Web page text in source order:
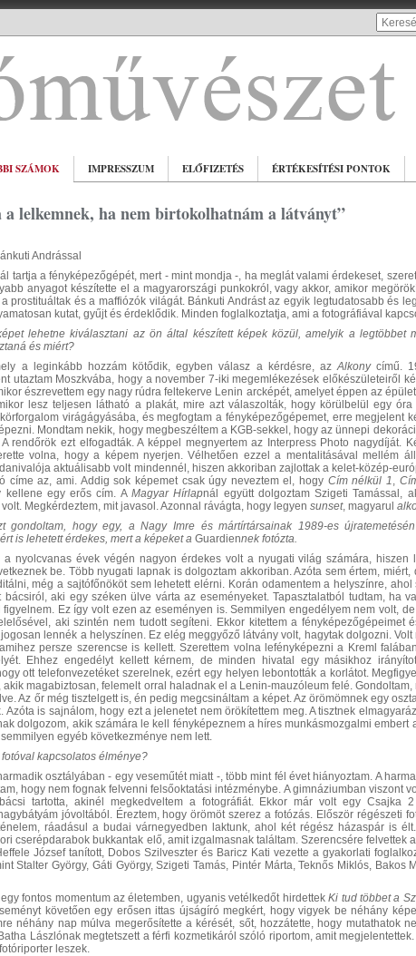
SZÁMOK IMPRESSZUM ELŐFIZETÉS ÉRTÉKESÍTÉSI PONTOK
lelkemnek, ha nem birtokolhatnám a látványt”
Andrással
tartja a fényképezőgépét, mert - mint mondja -, ha meglát valami érdekeset,
anyagot készítette el a magyarországi punkokról, vagy akkor, amikor
prostituáltak és a maffiózók világát. Bánkuti Andrást az egyik legtudatosabb és
kutat, gyűjt és érdeklődik. Minden foglalkoztatja, ami a fotográfiával
lehetne kiválasztani az ön által készített képek közül, amelyik a legtöbbet
és miért?
a leginkább hozzám kötődik, egyben válasz a kérdésre, azAlkonycímű.
utaztam Moszkvába, hogy a november 7-iki megemlékezések előkészületeiről
észrevettem egy nagy rúdra feltekerve Lenin arcképét, amelyet éppen az
lesz teljesen látható a plakát, mire azt válaszolták, hogy körülbelül egy
virágágyásába, és megfogtam a fényképezőgépemet, erre megjelent
Mondtam nekik, hogy megbeszéltem a KGB-sekkel, hogy az ünnepi
A rendőrök ezt elfogadták. A képpel megnyertem az Interpress Photo nagydíját.
volna, hogy a képem nyerjen. Vélhetően ezzel a mentalitásával mellém
aktuálisabb volt mindennél, hiszen akkoriban zajlottak a kelet-közép-
címe az, ami. Addig sok képemet csak úgy neveztem el, hogy Cím nélkül 1,
kellene egy erős cím. A Magyar Hírlapnál együtt dolgoztam Szigeti Tamással,
Megkérdeztem, mit javasol. Azonnal rávágta, hogy legyen sunset, magyarul a
gondoltam, hogy egy, aNagy Imre és mártírtársainak 1989-esújratemetésé
is lehetett érdekes, merta képeket a Guardiennek fotózta.
a nyolcvanas évek végén nagyon érdekes volt a nyugati világ számára,
be. Több nyugati lapnak is dolgoztam akkoriban. Azóta sem értem,
még a sajtófőnököt sem lehetett elérni. Korán odamentem a helyszínre,
bácsiról, aki egy széken ülve várta az eseményeket. Tapasztalatból tudtam, ha
figyelnem. Ez így volt ezen az eseményen is. Semmilyen engedélyem nem volt,
aki szintén nem tudott segíteni. Ekkor kitettem a fényképezőgépeimet
lennék a helyszínen. Ez elég meggyőző látvány volt, hagytak dolgozni.
persze szerencse is kellett. Szerettem volna lefényképezni a Kreml
Ehhez engedélyt kellett kérnem, de minden hivatal egy másikhoz
ott telefonvezetéket szerelnek, ezért egy helyen lebontották a korlátot.
akik magabiztosan, felemelt orral haladnak el a Lenin-mauzóleum felé.
Az őr még tisztelgett is, én pedig megcsináltam a képet. Az örömömnek egy
Azóta is sajnálom, hogy ezt a jelenetet nem örökítettem meg. A tisztnek
dolgozom, akik számára le kell fényképeznem a híres munkásmozgalmi embert
egyéb következménye nem lett.
kapcsolatos élménye?
osztályában - egy veseműtét miatt -, több mint fél évet hiányoztam. A
hogy nem fognak felvenni felsőoktatási intézménybe. A gimnáziumban viszont
tartotta, akinél megkedveltem a fotográfiát. Ekkor már volt egy Csajka 2
jóvoltából. Éreztem, hogy örömöt szerez a fotózás. Először régészeti
ráadásul a budai várnegyedben laktunk, ahol két régész házaspár is
cserépdarabok bukkantak elő, amit izgalmasnak találtam. Szerencsére felvettek
József tanított, Dobos Szilveszter és Baricz Kati vezette a gyakorlati
Stalter György, Gáti György, Szigeti Tamás, Pintér Márta, Teknős Miklós,
fontos momentum az életemben, ugyanis vetélkedőt hirdettekKi tud többet a
követően egy erősen ittas újságíró megkért, hogy vigyek be néhány
néhány nap múlva megerősítette a kérését, sőt, hozzátette, hogy mutathatok
Lászlónak megtetszett a férfi kozmetikáról szóló riportom, amit
leszek.